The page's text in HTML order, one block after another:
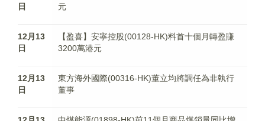
日
元
12月13
日
【盈喜】安寧控股(00128-HK)料首十個月轉盈賺
3200萬港元
12月13
日
東方海外國際(00316-HK)董立均將調任為非執行
董事